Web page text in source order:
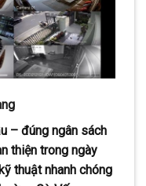
– đúng ngân sách
thiện trong ngày
thuật nhanh chóng